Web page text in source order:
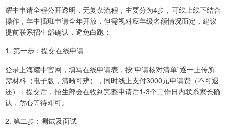
耀中申请全程公开透明，无复杂流程，主要分为4步，可线上线下结合
操作，年中插班申请全年开放，但需视对应年级名额情况而定，建议
提前联系招生部确认，避免白跑：
1. 第一步：提交在线申请
登录上海耀中官网，填写在线申请表，按“申请核对清单”逐一上传所
需材料（电子版，清晰可辨），同时线上支付3000元申请费（不可退
还）；提交后，招生部会在收到完整申请后1-3个工作日内联系家长确
认，耐心等待即可。
2. 第二步：测试及面试